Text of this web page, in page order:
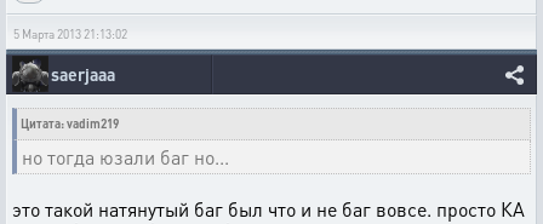
5 Марта 2013 21:13:02
saerjaaa
Цитата: vadim219
но тогда юзали баг но...
это такой натянутый баг был что и не баг вовсе. просто КА